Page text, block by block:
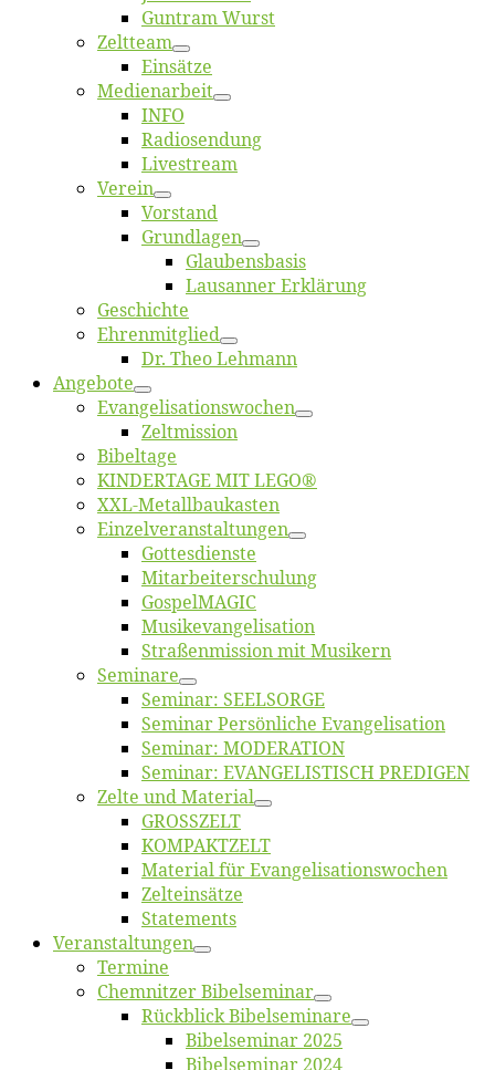
Gun­tram Wurst
Zelt­team
Ein­sät­ze
Me­di­en­ar­beit
INFO
Ra­dio­sen­dung
Live­stream
Ver­ein
Vor­stand
Grund­la­gen
Glaubens­ba­sis
Lausan­ner Erklärung
Ge­schich­te
Eh­ren­mit­glied
Dr. Theo Lehmann
An­ge­bo­te
Evangelisa­tions­wo­chen
Zelt­mis­si­on
Bi­bel­ta­ge
KINDERTAGE MIT LEGO®
XXL-Me­­tal­l­­bau­­kas­­ten
Einzelver­an­stal­tungen
Got­tes­diens­te
Mitarbeiter­schulung
Gos­pel­MA­GIC
Musikevan­ge­li­sa­tion
Straßenmis­sion mit Musikern
Se­mi­na­re
Se­mi­nar: SEELSORGE
Se­mi­nar Per­sön­li­che Evangelisation
Se­mi­nar: MODERATION
Se­mi­nar: EVANGELISTISCH PREDIGEN
Zel­te und Material
GROSSZELT
KOMPAKTZELT
Ma­te­ri­al für Evangelisationswochen
Zelt­ein­sät­ze
State­ments
Ver­an­stal­tun­gen
Ter­mi­ne
Chemnit­zer Bibelseminar
Rück­blick Bibelseminare
Bi­bel­se­mi­nar 2025
Bi­bel­se­mi­nar 2024